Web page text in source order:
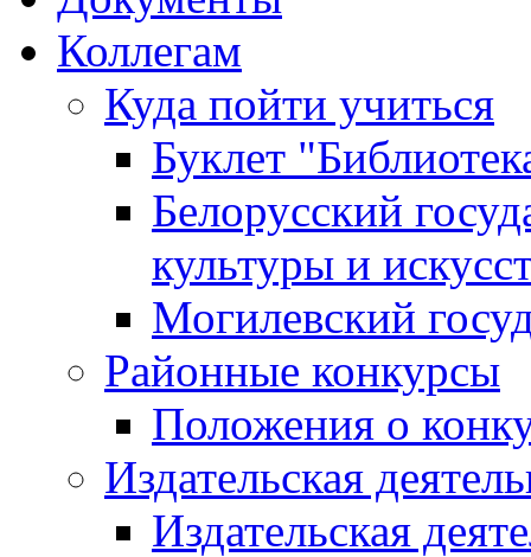
Коллегам
Куда пойти учиться
Буклет
Белорусский
культуры и
Могилевский
Районные конкурсы
Положения о
Издательская
Издательская